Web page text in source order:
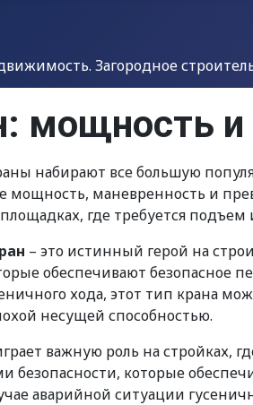
Загородное
мощность и
набирают все большую
мощность, маневренность и
где требуется
– это истинный герой на
обеспечивают безопасное
хода, этот тип крана
несущей способностью.
важную роль на стройках,
безопасности, которые
аварийной ситуации